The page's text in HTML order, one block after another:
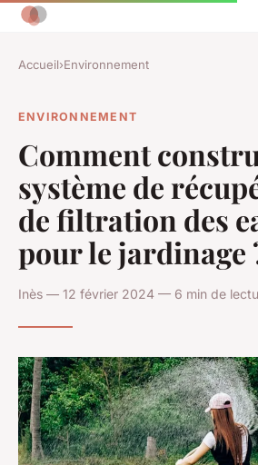
Accueil›Environnement
ENVIRONNEMENT
Comment
système de
de filtration des
pour le jardinage
Inès — 12 février 2024 — 6 min de